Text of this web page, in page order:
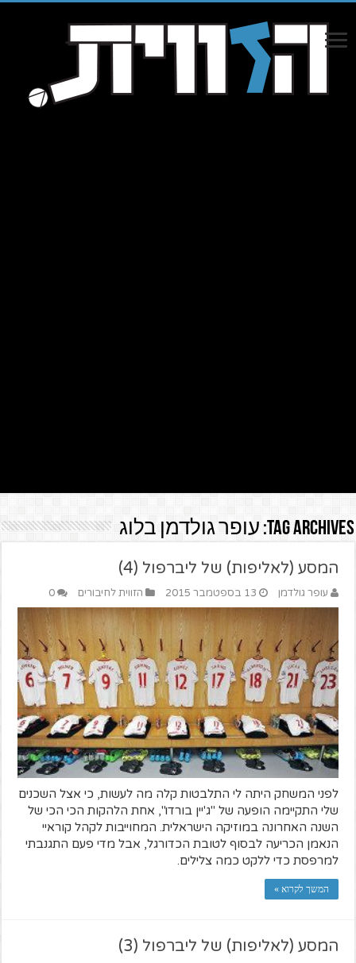
Tag Archives: עופר גולדמן בלוג
המסע (לאליפות) של ליברפול (4)
עופר גולדמן 13 בספטמבר 2015 הזווית לחיבורים 0
לפני המשחק היתה לי התלבטות קלה מה לעשות, כי אצל השכנים
שלי התקיימה הופעה של "ג'יין בורדו", אחת הלהקות הכי הכי של
השנה האחרונה במוזיקה הישראלית. המחוייבות לקהל קוראיי
הנאמן הכריעה לבסוף לטובת הכדורגל, אבל מדי פעם התגנבתי
למרפסת כדי ללקט כמה צלילים.
המשך לקרוא »
המסע (לאליפות) של ליברפול (3)